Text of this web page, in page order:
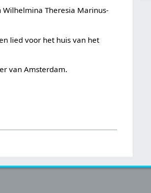
Theresia Marinus-
lied voor het huis van het
van Amsterdam.